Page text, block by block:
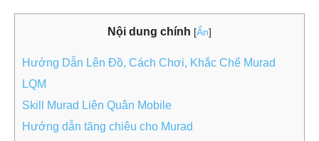
Nội dung chính [Ẩn]
Hướng Dẫn Lên Đồ, Cách Chơi, Khắc Chế Murad
LQM
Skill Murad Liên Quân Mobile
Hướng dẫn tăng chiêu cho Murad